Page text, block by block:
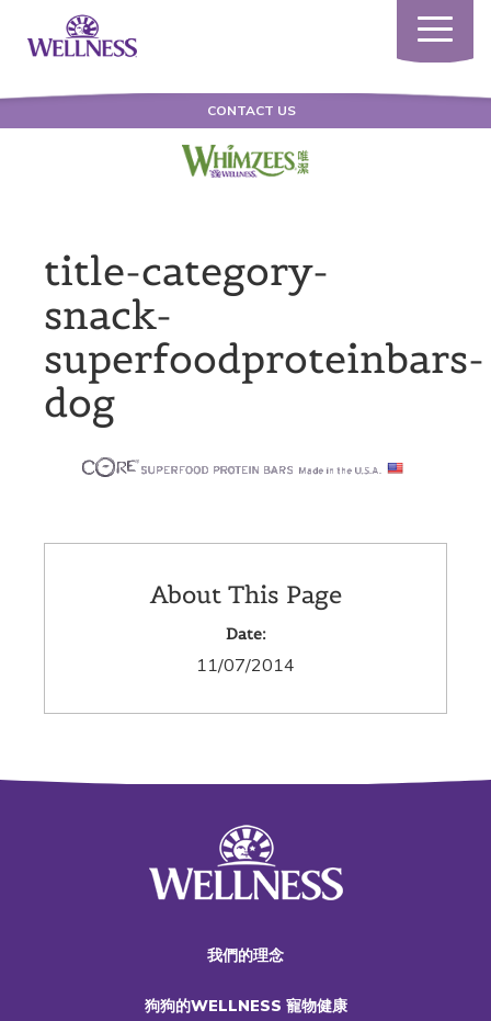
Toggle
CONTACT US
title-category-
snack-
superfoodproteinbars-
dog
About This Page
Date:
11/07/2014
我們的理念
狗狗的WELLNESS 寵物健康